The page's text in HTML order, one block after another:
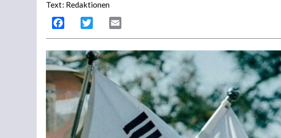
Text: Redaktionen
Facebook Twitter